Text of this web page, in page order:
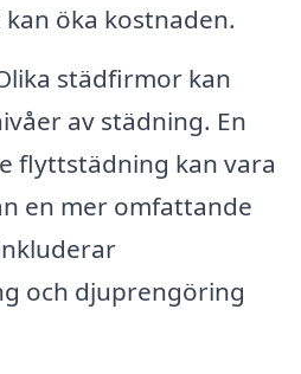
öka kostnaden.
städfirmor kan
av städning. En
flyttstädning kan vara
en mer omfattande
och djuprengöring